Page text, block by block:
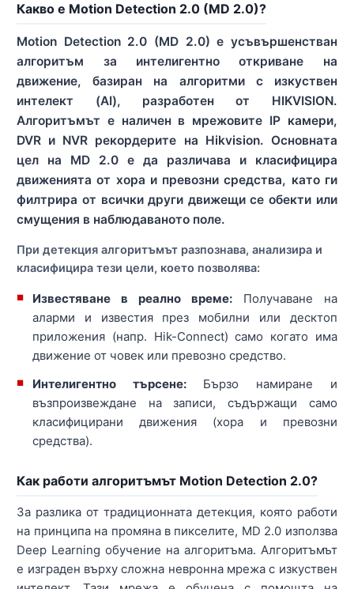
Какво е Motion Detection 2.0 (MD 2.0)?
Motion Detection 2.0 (MD 2.0) е усъвършенстван
алгоритъм за интелигентно откриване на
движение, базиран на алгоритми с изкуствен
интелект (AI), разработен от HIKVISION.
Алгоритъмът е наличен в мрежовите IP камери,
DVR и NVR рекордерите на Hikvision. Основната
цел на MD 2.0 е да различава и класифицира
движенията от хора и превозни средства, като ги
филтрира от всички други движещи се обекти или
смущения в наблюдаваното поле.
При детекция алгоритъмът разпознава, анализира и
класифицира тези цели, което позволява:
Известяване в реално време:Получаване на
аларми и известия през мобилни или десктоп
приложения (напр. Hik-Connect) само когато има
движение от човек или превозно средство.
Интелигентно търсене:Бързо намиране и
възпроизвеждане на записи, съдържащи само
класифицирани движения (хора и превозни
средства).
Как работи алгоритъмът Motion Detection 2.0?
За разлика от традиционната детекция, която работи
на принципа на промяна в пикселите, MD 2.0 използва
Deep Learning обучение на алгоритъма. Алгоритъмът
е изграден върху сложна невронна мрежа с изкуствен